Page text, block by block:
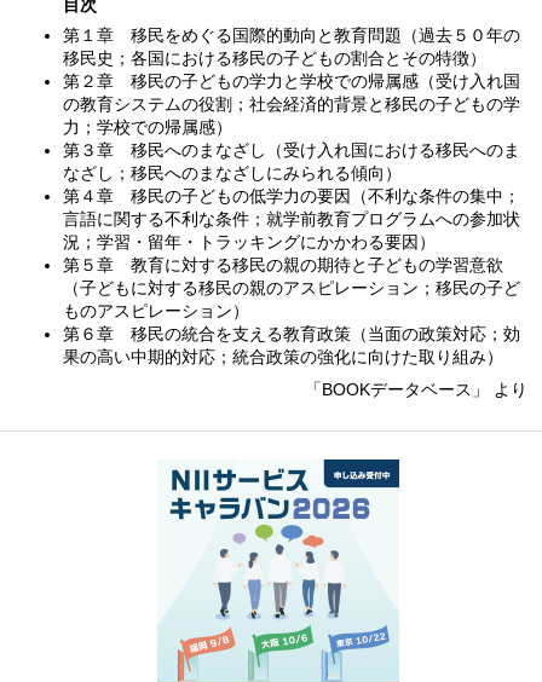
目次
第１章 移民をめぐる国際的動向と教育問題（過去５０年の
移民史；各国における移民の子どもの割合とその特徴）
第２章 移民の子どもの学力と学校での帰属感（受け入れ国
の教育システムの役割；社会経済的背景と移民の子どもの学
力；学校での帰属感）
第３章 移民へのまなざし（受け入れ国における移民へのま
なざし；移民へのまなざしにみられる傾向）
第４章 移民の子どもの低学力の要因（不利な条件の集中；
言語に関する不利な条件；就学前教育プログラムへの参加状
況；学習・留年・トラッキングにかかわる要因）
第５章 教育に対する移民の親の期待と子どもの学習意欲
（子どもに対する移民の親のアスピレーション；移民の子ど
ものアスピレーション）
第６章 移民の統合を支える教育政策（当面の政策対応；効
果の高い中期的対応；統合政策の強化に向けた取り組み）
「BOOKデータベース」 より